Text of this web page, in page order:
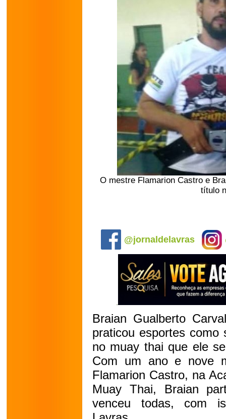
O mestre Flamarion Castro e
título
@jornaldelavras
Braian Gualberto
praticou esportes
no muay thai que ele
Com um ano e nove
Flamarion Castro, na
Muay Thai, Braian
venceu todas, com